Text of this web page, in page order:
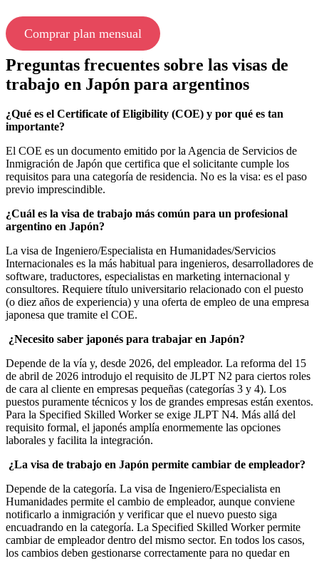
Comprar plan mensual
Preguntas frecuentes sobre las visas de
trabajo en Japón para argentinos
¿Qué es el Certificate of Eligibility (COE) y por qué es tan
importante?
El COE es un documento emitido por la Agencia de Servicios de
Inmigración de Japón que certifica que el solicitante cumple los
requisitos para una categoría de residencia. No es la visa: es el paso
previo imprescindible.
¿Cuál es la visa de trabajo más común para un profesional
argentino en Japón?
La visa de Ingeniero/Especialista en Humanidades/Servicios
Internacionales es la más habitual para ingenieros, desarrolladores de
software, traductores, especialistas en marketing internacional y
consultores. Requiere título universitario relacionado con el puesto
(o diez años de experiencia) y una oferta de empleo de una empresa
japonesa que tramite el COE.
¿Necesito saber japonés para trabajar en Japón?
Depende de la vía y, desde 2026, del empleador. La reforma del 15
de abril de 2026 introdujo el requisito de JLPT N2 para ciertos roles
de cara al cliente en empresas pequeñas (categorías 3 y 4). Los
puestos puramente técnicos y los de grandes empresas están exentos.
Para la Specified Skilled Worker se exige JLPT N4. Más allá del
requisito formal, el japonés amplía enormemente las opciones
laborales y facilita la integración.
¿La visa de trabajo en Japón permite cambiar de empleador?
Depende de la categoría. La visa de Ingeniero/Especialista en
Humanidades permite el cambio de empleador, aunque conviene
notificarlo a inmigración y verificar que el nuevo puesto siga
encuadrando en la categoría. La Specified Skilled Worker permite
cambiar de empleador dentro del mismo sector. En todos los casos,
los cambios deben gestionarse correctamente para no quedar en